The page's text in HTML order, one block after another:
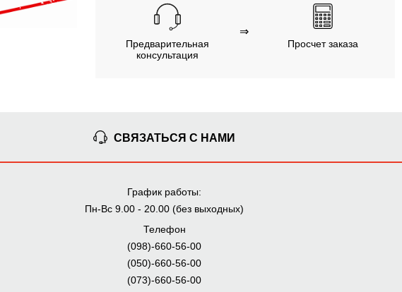
Предварительная
консультация
⇒
Просчет заказа
этапах от предварительного расчета до получения
ПОЧЕМУ ПОКУПАЮТ НА
BRWMANIA.COM.UA
ВКУС
СВЯЗАТЬСЯ С НАМИ
График работы:
Пн-Вс 9.00 - 20.00 (без выходных)
Телефон
(098)-660-56-00
(050)-660-56-00
(073)-660-56-00